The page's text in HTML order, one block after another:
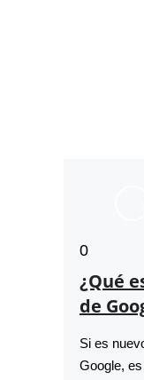
0
¿Qué
de
Si es
Google,